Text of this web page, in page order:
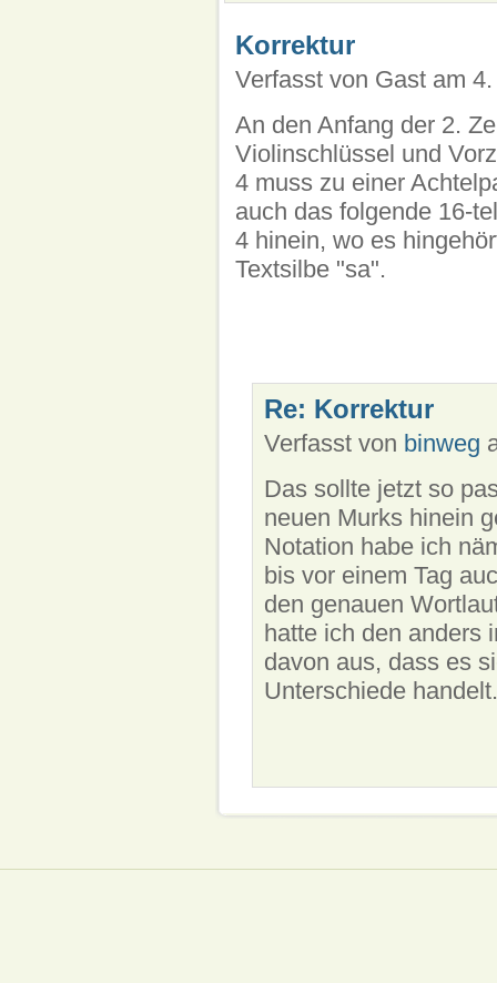
Korrektur
Verfasst von Gast am
An den Anfang der 2.
Violinschlüssel und
4 muss zu einer
auch das folgende 16-
4 hinein, wo es
Textsilbe "sa".
Re: Korrektur
Verfasst von binweg
Das sollte jetzt so
neuen Murks hinein
Notation habe ich
bis vor einem Tag
den genauen
hatte ich den anders
davon aus, dass es
Unterschiede handelt.